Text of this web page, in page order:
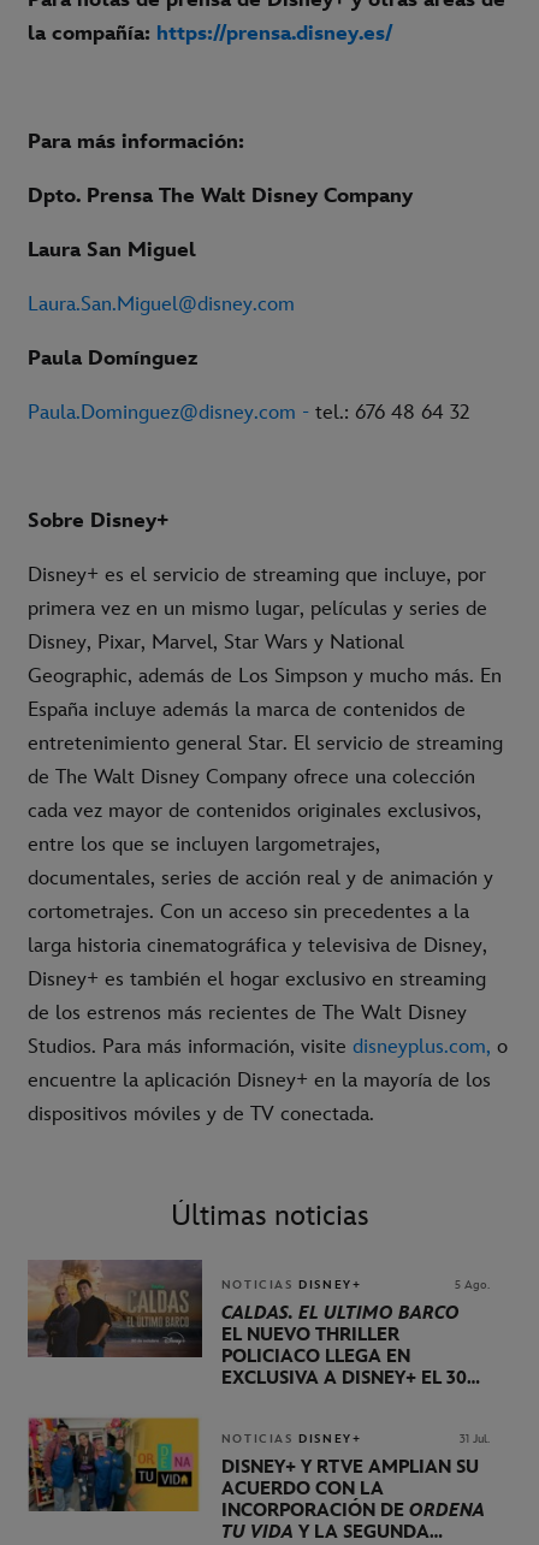
la compañía: https://prensa.disney.es/
Para más información:
Dpto. Prensa The Walt Disney Company
Laura San Miguel
Laura.San.Miguel@disney.com
Paula Domínguez
Paula.Dominguez@disney.com - tel.: 676 48 64 32
Sobre Disney+
Disney+ es el servicio de streaming que incluye, por
primera vez en un mismo lugar, películas y series de
Disney, Pixar, Marvel, Star Wars y National
Geographic, además de Los Simpson y mucho más. En
España incluye además la marca de contenidos de
entretenimiento general Star. El servicio de streaming
de The Walt Disney Company ofrece una colección
cada vez mayor de contenidos originales exclusivos,
entre los que se incluyen largometrajes,
documentales, series de acción real y de animación y
cortometrajes. Con un acceso sin precedentes a la
larga historia cinematográfica y televisiva de Disney,
Disney+ es también el hogar exclusivo en streaming
de los estrenos más recientes de The Walt Disney
Studios. Para más información, visite disneyplus.com, o
encuentre la aplicación Disney+ en la mayoría de los
dispositivos móviles y de TV conectada.
Últimas noticias
NOTICIAS DISNEY+ 5 Ago.
CALDAS. EL ÚLTIMO BARCO
EL NUEVO THRILLER
POLICIACO LLEGA EN
EXCLUSIVA A DISNEY+ EL 30
NOTICIAS DISNEY+ 31 Jul.
DISNEY+ Y RTVE AMPLÍAN SU
ACUERDO CON LA
INCORPORACIÓN DE ORDENA
TU VIDA Y LA SEGUNDA